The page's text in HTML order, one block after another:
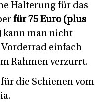
Halterung für das
für 75 Euro (plus
kann man nicht
einfach
Rahmen verzurrt.
die Schienen vom